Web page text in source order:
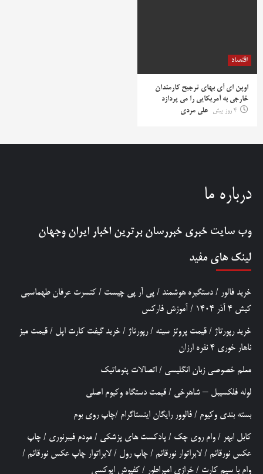
اقتصاد
اوپن ای آی بهای ترجیح کارمندان
خارجی به آمریکایی را می پردازد
4 روز پیش
علی مردی
درباره ما
وب سایت خبری خبررسان برترین اخبار ایران وجهان
لینک های مفید
خرید فالور / دستگیره هوشمند / پی آر پی چیست / کنسرت عرفان طهماسبی
کیش 4 آذر 1404
/ آموزش فارکس
خرید رپورتاژ / قیمت پروتز سینه /رپورتاژ / خرید گیفت کارت اپل / قیمت میز
ناهار خوری 4 نفره ارزان
معلم خصوصی زبان انگلیسی / اتصالات پنوماتیک
لوله فلکسیبل – شاهرخی / قیمت دستگاه وکیوم اصلی
بسته بندی وکیوم / فالوور رایگان اینستاگرام /چاپ روی بوم
کابل ابهر / وام روی چک / پادکست های پزشکی / مودم فیبرنوری / چاپ
عکس نورقائم / لابراتوار نورقائم / چاپ رول / لابراتوار چاپ عکس نورقائم /
وام با سیم کارت / خرازی امپراطور / کفپوش اپوکسی